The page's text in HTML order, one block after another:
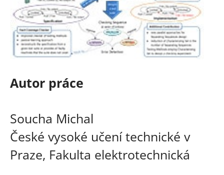
Autor práce
Soucha Michal
České vysoké učení technické v
Praze, Fakulta elektrotechnická